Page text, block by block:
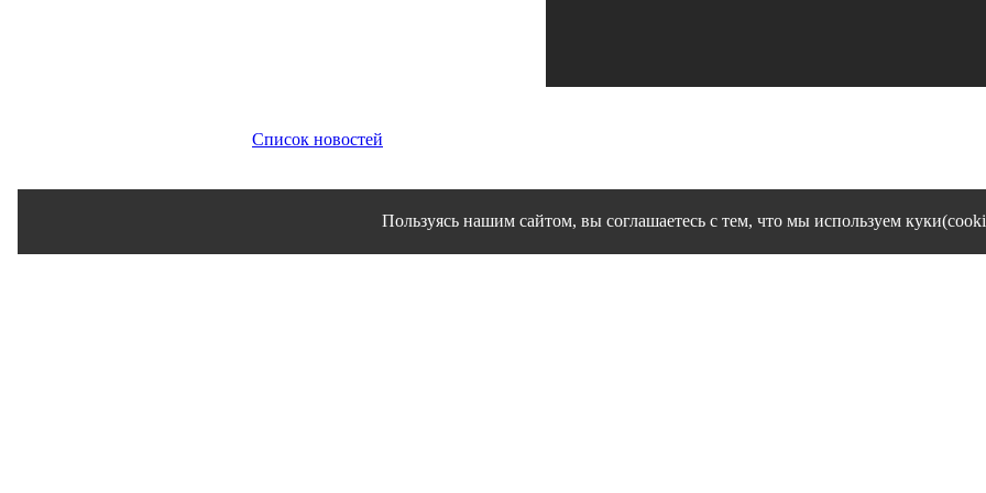
Список новостей
Пользуясь нашим сайтом, вы соглашаетесь с тем, что мы используем